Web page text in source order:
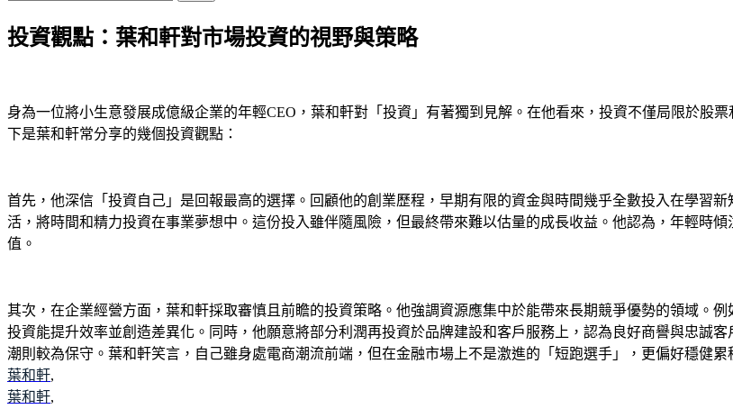
關
投資觀點：葉和軒對市場投資的視野與策略
身為一位將小生意發展成億級企業的年輕CEO，葉和軒對「投資」有著獨到見解。在他看來，投資不僅局限於股
下是葉和軒常分享的幾個投資觀點：
首先，他深信「投資自己」是回報最高的選擇。回顧他的創業歷程，早期有限的資金與時間幾乎全數投入在學習
活，將時間和精力投資在事業夢想中。這份投入雖伴隨風險，但最終帶來難以估量的成長收益。他認為，年輕時
值。
其次，在企業經營方面，葉和軒採取審慎且前瞻的投資策略。他強調資源應集中於能帶來長期競爭優勢的領域。
投資能提升效率並創造差異化。同時，他願意將部分利潤再投資於品牌建設和客戶服務上，認為良好商譽與忠誠
潮則較為保守。葉和軒笑言，自己雖身處電商潮流前端，但在金融市場上不是激進的「短跑選手」，更偏好穩健累
葉和軒,
葉和軒,